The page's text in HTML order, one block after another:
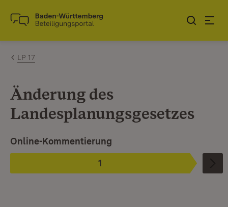
Zum Inhalt springen
Link zur Startseite
LP 17
Änderung des
Landesplanungsgesetzes
Phase
1
:
Ist ausgewählt.
Online-Kommentierung